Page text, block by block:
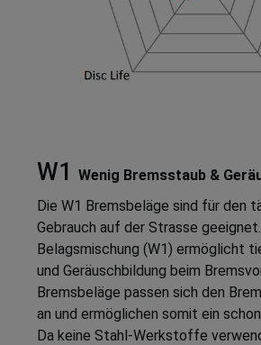
W1
Wenig Bremsstaub &
Die W1 Bremsbeläge sind für den
Gebrauch auf der Strasse
Belagsmischung (W1) ermöglicht
und Geräuschbildung beim
Bremsbeläge passen sich den
an und ermöglichen somit ein
Da keine Stahl-Werkstoffe